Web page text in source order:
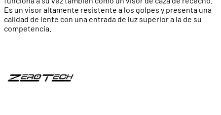
Es un visor altamente resistente a los golpes y presenta una
calidad de lente con una entrada de luz superior a la de su
competencia.